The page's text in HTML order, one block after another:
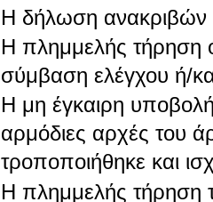
Η δήλωση ανακριβών
Η πλημμελής τήρηση
σύμβαση ελέγχου ή/
Η μη έγκαιρη
αρμόδιες αρχές του
τροποποιήθηκε και
Η πλημμελής